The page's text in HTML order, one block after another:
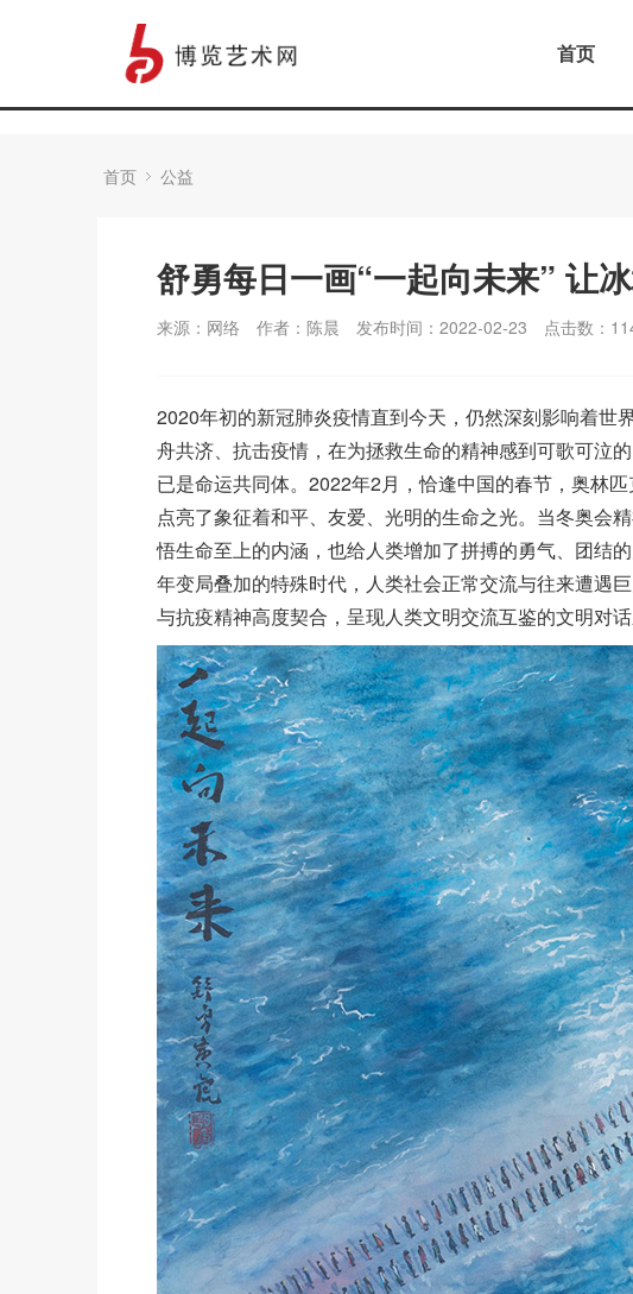
首页
首页 公益
舒勇每日一画“一起向未来” 让
来源：网络 作者：陈晨 发布时间：2022-02-23 点击数：
2020年初的新冠肺炎疫情直到今天，仍然深刻影响着世
舟共济、抗击疫情，在为拯救生命的精神感到可歌可泣
已是命运共同体。2022年2月，恰逢中国的春节，奥林
点亮了象征着和平、友爱、光明的生命之光。当冬奥会
悟生命至上的内涵，也给人类增加了拼搏的勇气、团结
年变局叠加的特殊时代，人类社会正常交流与往来遭遇
与抗疫精神高度契合，呈现人类文明交流互鉴的文明对